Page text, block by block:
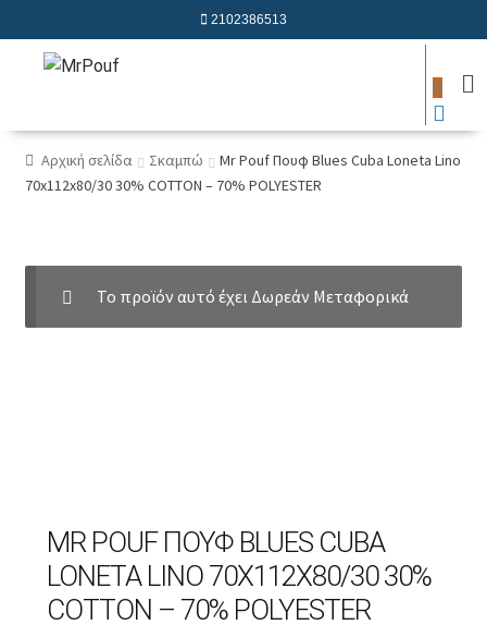
2102386513
0
Αρχική σελίδα Σκαμπώ
Mr Pouf Πουφ Blues Cuba Loneta Lino
70x112x80/30 30% COTTON – 70% POLYESTER
Το προϊόν αυτό έχει Δωρεάν Μεταφορικά
MR POUF ΠΟΥΦ BLUES CUBA
LONETA LINO 70X112X80/30 30%
COTTON – 70% POLYESTER